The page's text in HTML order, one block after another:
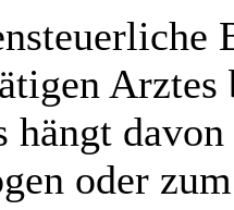
oder